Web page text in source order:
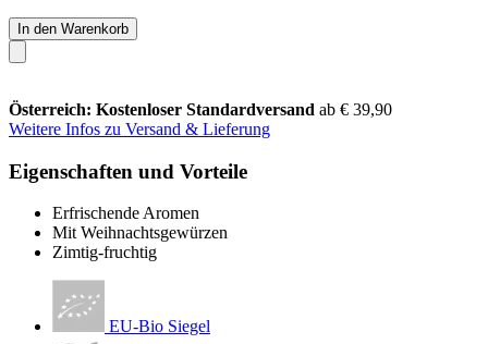
In den Warenkorb
Österreich: Kostenloser Standardversand ab € 39,90
Weitere Infos zu Versand & Lieferung
Eigenschaften und Vorteile
Erfrischende Aromen
Mit Weihnachtsgewürzen
Zimtig-fruchtig
EU-Bio Siegel